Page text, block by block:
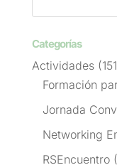
Categorías
Actividades
Formación
Jornada
Networking
RSEncuentro